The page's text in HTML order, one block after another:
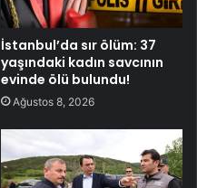
İstanbul’da sır ölüm: 37
yaşındaki kadın savcının
evinde ölü bulundu!
Ağustos 8, 2026